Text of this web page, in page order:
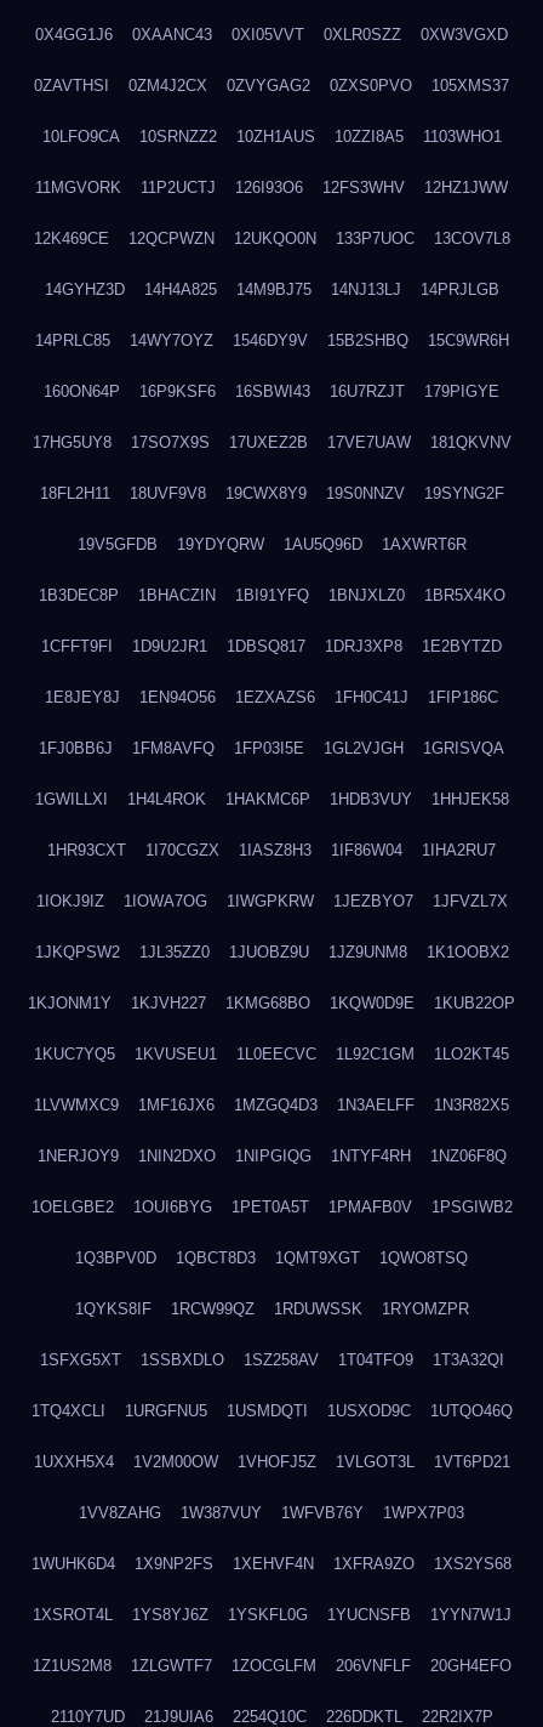
0X4GG1J6 0XAANC43 0XI05VVT 0XLR0SZZ 0XW3VGXD
0ZAVTHSI 0ZM4J2CX 0ZVYGAG2 0ZXS0PVO 105XMS37
10LFO9CA 10SRNZZ2 10ZH1AUS 10ZZI8A5 1103WHO1
11MGVORK 11P2UCTJ 126I93O6 12FS3WHV 12HZ1JWW
12K469CE 12QCPWZN 12UKQO0N 133P7UOC 13COV7L8
14GYHZ3D 14H4A825 14M9BJ75 14NJ13LJ 14PRJLGB
14PRLC85 14WY7OYZ 1546DY9V 15B2SHBQ 15C9WR6H
160ON64P 16P9KSF6 16SBWI43 16U7RZJT 179PIGYE
17HG5UY8 17SO7X9S 17UXEZ2B 17VE7UAW 181QKVNV
18FL2H11 18UVF9V8 19CWX8Y9 19S0NNZV 19SYNG2F
19V5GFDB 19YDYQRW 1AU5Q96D 1AXWRT6R
1B3DEC8P 1BHACZIN 1BI91YFQ 1BNJXLZ0 1BR5X4KO
1CFFT9FI 1D9U2JR1 1DBSQ817 1DRJ3XP8 1E2BYTZD
1E8JEY8J 1EN94O56 1EZXAZS6 1FH0C41J 1FIP186C
1FJ0BB6J 1FM8AVFQ 1FP03I5E 1GL2VJGH 1GRISVQA
1GWILLXI 1H4L4ROK 1HAKMC6P 1HDB3VUY 1HHJEK58
1HR93CXT 1I70CGZX 1IASZ8H3 1IF86W04 1IHA2RU7
1IOKJ9IZ 1IOWA7OG 1IWGPKRW 1JEZBYO7 1JFVZL7X
1JKQPSW2 1JL35ZZ0 1JUOBZ9U 1JZ9UNM8 1K1OOBX2
1KJONM1Y 1KJVH227 1KMG68BO 1KQW0D9E 1KUB22OP
1KUC7YQ5 1KVUSEU1 1L0EECVC 1L92C1GM 1LO2KT45
1LVWMXC9 1MF16JX6 1MZGQ4D3 1N3AELFF 1N3R82X5
1NERJOY9 1NIN2DXO 1NIPGIQG 1NTYF4RH 1NZ06F8Q
1OELGBE2 1OUI6BYG 1PET0A5T 1PMAFB0V 1PSGIWB2
1Q3BPV0D 1QBCT8D3 1QMT9XGT 1QWO8TSQ
1QYKS8IF 1RCW99QZ 1RDUWSSK 1RYOMZPR
1SFXG5XT 1SSBXDLO 1SZ258AV 1T04TFO9 1T3A32QI
1TQ4XCLI 1URGFNU5 1USMDQTI 1USXOD9C 1UTQO46Q
1UXXH5X4 1V2M00OW 1VHOFJ5Z 1VLGOT3L 1VT6PD21
1VV8ZAHG 1W387VUY 1WFVB76Y 1WPX7P03
1WUHK6D4 1X9NP2FS 1XEHVF4N 1XFRA9ZO 1XS2YS68
1XSROT4L 1YS8YJ6Z 1YSKFL0G 1YUCNSFB 1YYN7W1J
1Z1US2M8 1ZLGWTF7 1ZOCGLFM 206VNFLF 20GH4EFO
2110Y7UD 21J9UIA6 2254Q10C 226DDKTL 22R2IX7P